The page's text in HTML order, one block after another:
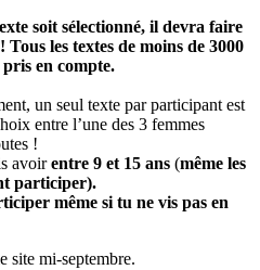
soit sélectionné, il devra faire
les textes de moins de 3000
en compte.
un seul texte par participant est
entre l’une des 3 femmes
!
avoirentre 9 et 15 ans (même les
participer).
même si tu ne vis pas en
site mi-septembre.